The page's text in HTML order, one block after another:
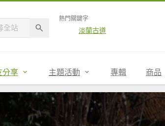
熱門關鍵字
淡蘭古道
分享 主題活動 專輯 商品